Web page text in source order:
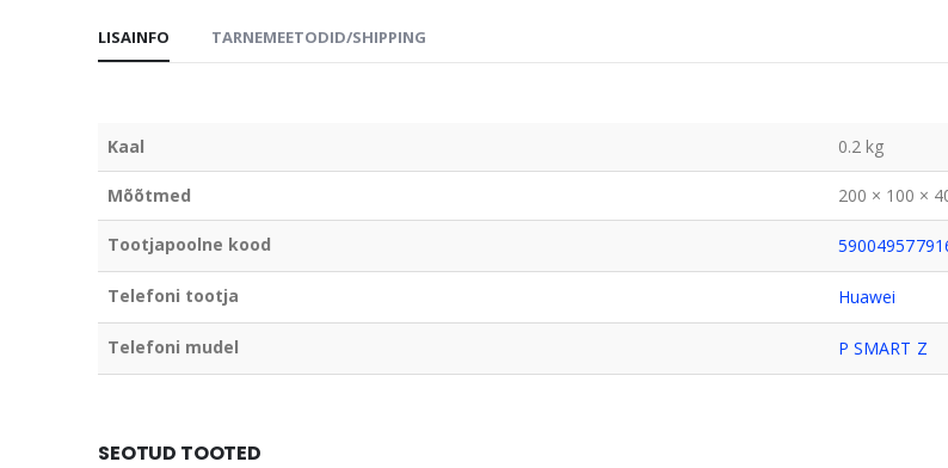
LISAINFO TARNEMEETODID/SHIPPING
Kaal 0.2 kg
Mõõtmed 200 × 100 ×
Tootjapoolne kood
Telefoni tootja Huawei
Telefoni mudel P SMART Z
SEOTUD TOOTED